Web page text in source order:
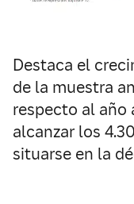
Destaca el
de la muestra
respecto al año
alcanzar los
situarse en la